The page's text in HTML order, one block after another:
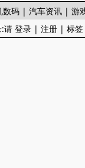
数码 |汽车资讯 |游
:请登录 |注册 |标签